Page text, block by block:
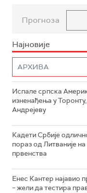
Прогноза
Најновије
Испале српска
изненађења у
Андрејеву
Кадети Србије
пораз од Литваније
првенства
Енес Кантер најавио
– жели да тестира